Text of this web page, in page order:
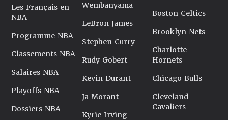
Les Français en
NBA
Programme NBA
Classements NBA
Salaires NBA
Playoffs NBA
Dossiers NBA
Wembanyama
LeBron James
Stephen Curry
Rudy Gobert
Kevin Durant
Ja Morant
Kyrie Irving
Boston Celtics
Brooklyn Nets
Charlotte
Hornets
Chicago Bulls
Cleveland
Cavaliers